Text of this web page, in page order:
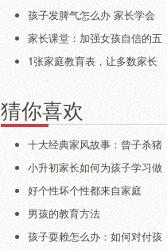
孩子发脾气怎么办 家长学会
家长课堂：加强女孩自信的五
1张家庭教育表，让多数家长
猜你喜欢
十大经典家风故事：曾子杀猪
小升初家长如何为孩子学习做
好个性坏个性都来自家庭
男孩的教育方法
孩子耍赖怎么办：如何对付孩